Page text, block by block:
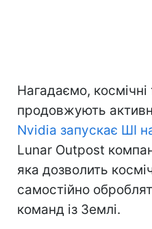
Нагадаємо, космічні
продовжують
Nvidia запускає ШІ
Lunar Outpost
яка дозволить
самостійно
команд із Землі.